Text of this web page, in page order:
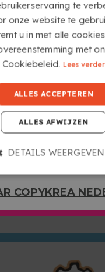
COPYKREA
WERKT
vanaf elk
door te klikken op het
of sleep hier je
te
onze website te
u in met alle
met
Cookiebeleid. Lees verder
ALLES ACCEPTEREN
ALLES AFWIJZEN
DETAILS WEERGEVEN